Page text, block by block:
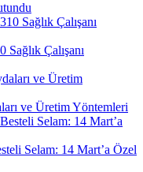
Çalışanı
ve Üretim Yöntemleri
Selam: 14 Mart’a Özel